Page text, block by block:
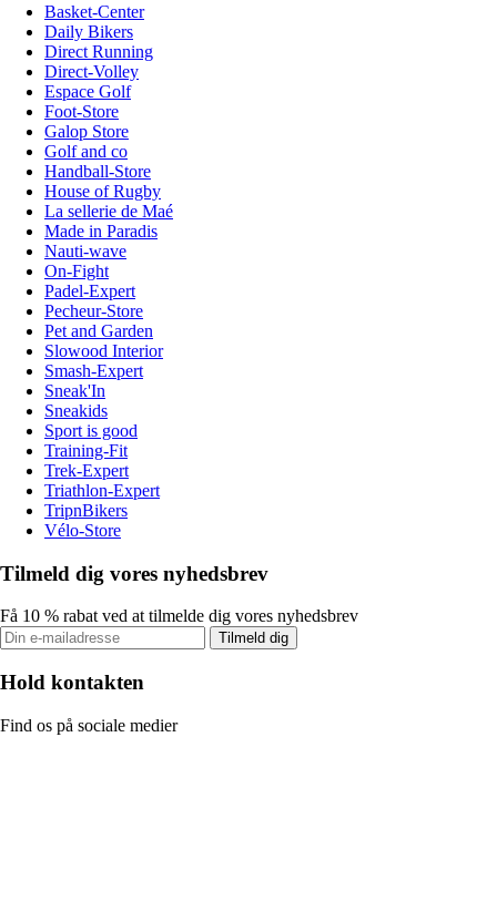
Basket-Center
Daily Bikers
Direct Running
Direct-Volley
Espace Golf
Foot-Store
Galop Store
Golf and co
Handball-Store
House of Rugby
La sellerie de Maé
Made in Paradis
Nauti-wave
On-Fight
Padel-Expert
Pecheur-Store
Pet and Garden
Slowood Interior
Smash-Expert
Sneak'In
Sneakids
Sport is good
Training-Fit
Trek-Expert
Triathlon-Expert
TripnBikers
Vélo-Store
Tilmeld dig vores nyhedsbrev
Få 10 % rabat ved at tilmelde dig vores nyhedsbrev
Tilmeld dig
Hold kontakten
Find os på sociale medier